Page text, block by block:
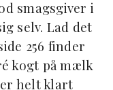
smagsgiver i
selv. Lad det
256 finder
kogt på mælk
helt klart